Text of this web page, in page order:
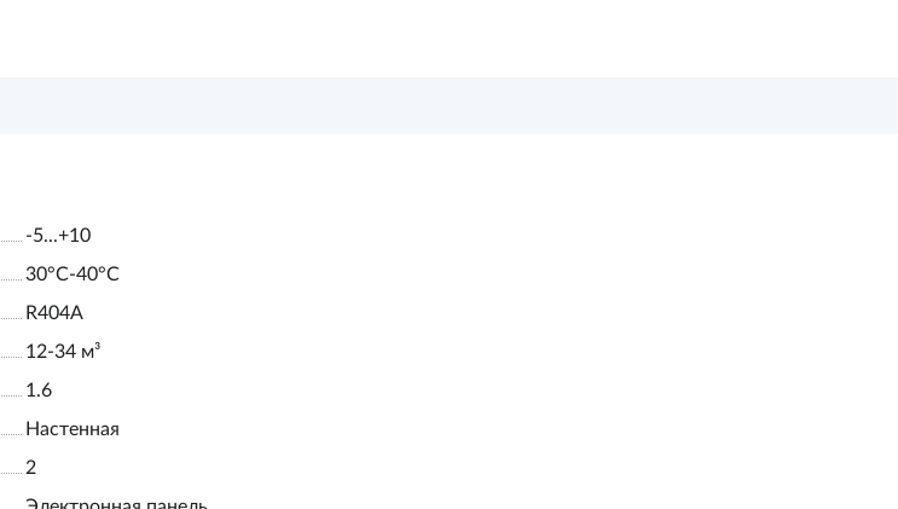
-5...+10
30°С-40°С
R404A
12-34 м³
1.6
Настенная
2